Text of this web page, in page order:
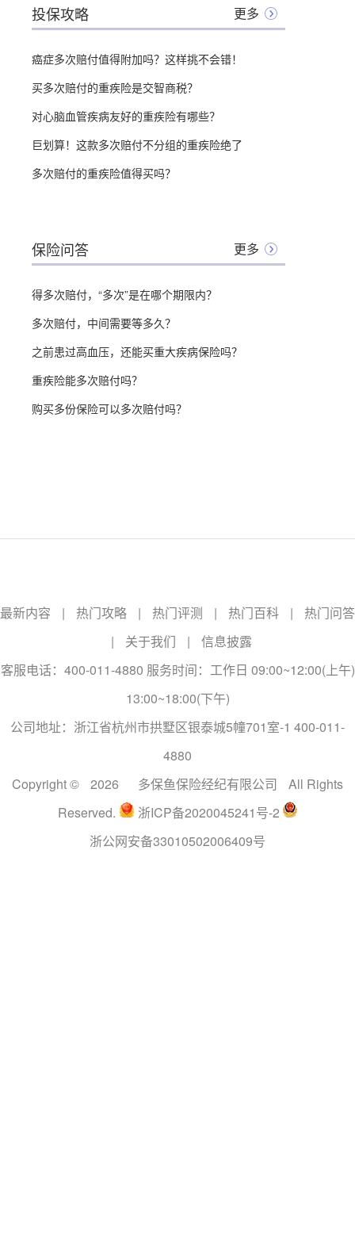
投保攻略 更多
癌症多次赔付值得附加吗？这样挑不会错！
买多次赔付的重疾险是交智商税？
对心脑血管疾病友好的重疾险有哪些？
巨划算！这款多次赔付不分组的重疾险绝了
多次赔付的重疾险值得买吗？
保险问答 更多
得多次赔付，“多次”是在哪个期限内？
多次赔付，中间需要等多久？
之前患过高血压，还能买重大疾病保险吗？
重疾险能多次赔付吗？
购买多份保险可以多次赔付吗？
最新内容 | 热门攻略 | 热门评测 | 热门百科 |
热门问答
|
关于我们 |
信息披露
客服电话：400-011-4880 服务时间：工作日 09:00~12:00(上午)
13:00~18:00(下午)
公司地址：浙江省杭州市拱墅区银泰城5幢701室-1 400-011-
4880
Copyright ©
2026 多保鱼保险经纪有限公司
All Rights
Reserved.
浙ICP备2020045241号-2
浙公网安备33010502006409号